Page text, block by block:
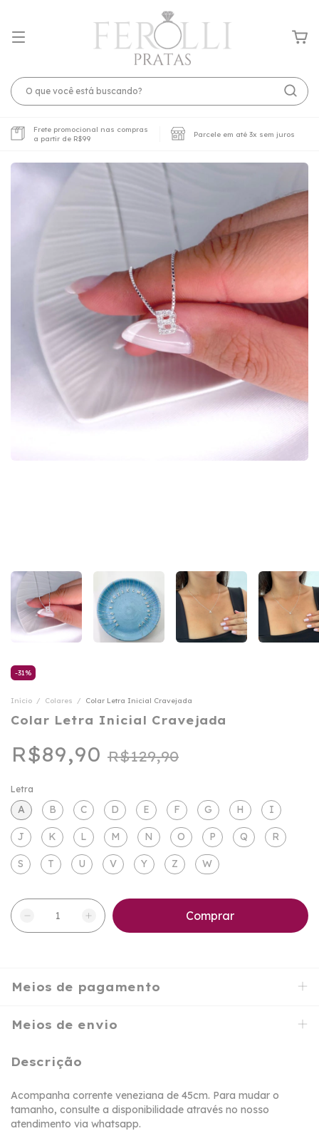
Frete promocional nas compras
a partir de R$99
Parcele em até 3x sem juros
-31%
Início / Colares / Colar Letra Inicial Cravejada
Colar Letra Inicial Cravejada
R$89,90 R$129,90
Letra
A B C D E F G H I
J K L M N O P Q R
S T U V Y Z W
Meios de pagamento
Meios de envio
Descrição
Acompanha corrente veneziana de 45cm. Para mudar o
tamanho, consulte a disponibilidade através no nosso
atendimento via whatsapp.